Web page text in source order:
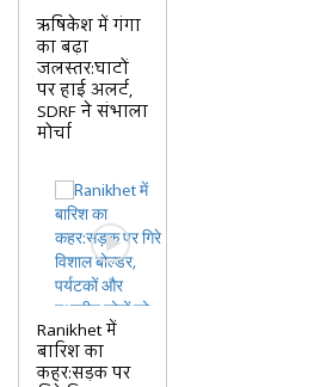
ऋषिकेश में गंगा
का बढ़ा
जलस्तर:घाटों
पर हाई अलर्ट,
SDRF ने संभाला
मोर्चा
Ranikhet में
बारिश का
कहर:सड़क पर